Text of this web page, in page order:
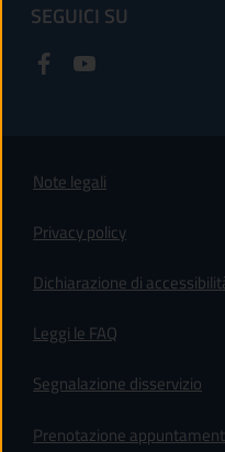
SEGUICI SU
Note legali
Privacy policy
Dichiarazione di
Leggi le FAQ
Segnalazione disservizio
Prenotazione